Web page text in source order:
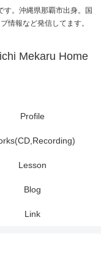
す。沖縄県那覇市出身。国
情報など発信してます。
Mekaru Home
Profile
Lesson
Blog
Link